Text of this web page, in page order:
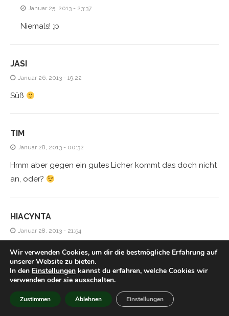
Januar 25, 2013 - 23:37
Niemals! ;p
JASI
Januar 26, 2013 - 19:22
Süß
TIM
Januar 28, 2013 - 00:32
Hmm aber gegen ein gutes Licher kommt das doch nicht
an, oder?
HIACYNTA
Januar 28, 2013 - 21:54
der himmel sieht einfach super aus, ich kann mich gar
nicht mehr erinnern, wann der hier das letzte mal so
aussah
Wir verwenden Cookies, um dir die bestmögliche Erfahrung auf
unserer Website zu bieten.
In den Einstellungen kannst du erfahren, welche Cookies wir
verwenden oder sie ausschalten.
Zustimmen Ablehnen Einstellungen